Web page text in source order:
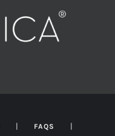
$132.837
| FAQS |